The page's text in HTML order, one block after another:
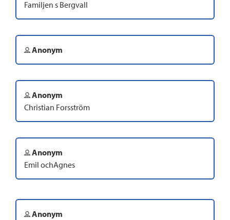
Familjen s Bergvall
Anonym
Anonym
Christian Forsström
Anonym
Emil ochAgnes
Anonym